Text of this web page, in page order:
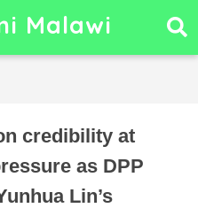
Malawi
credibility at
as DPP
Lin’s